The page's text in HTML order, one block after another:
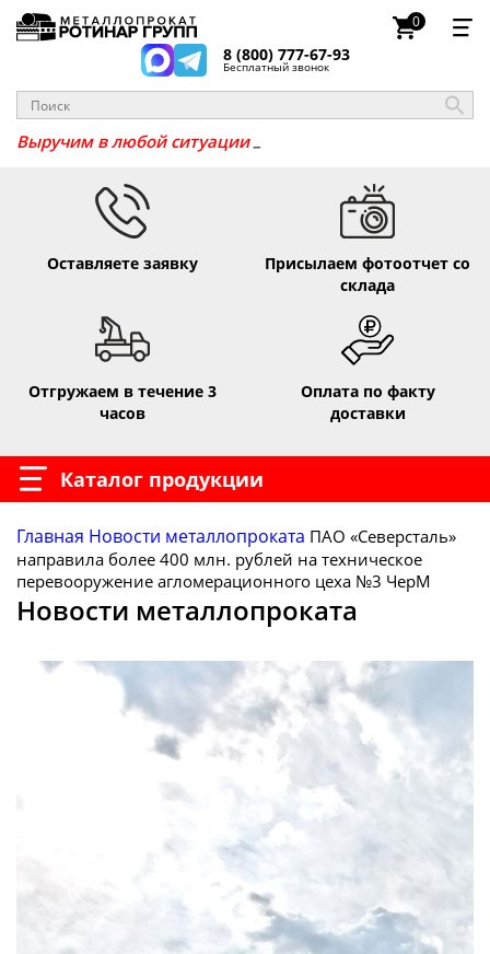
8 (800) 777-67-93
Бесплатный звонок
0
Выручим в любой ситуа _
Оставляете заявку
Присылаем фотоотчет со
склада
Отгружаем в течение 3
часов
Оплата по факту
доставки
Каталог продукции
Главная Новости металлопроката ПАО «Северсталь»
направила более 400 млн. рублей на техническое
перевооружение агломерационного цеха №3 ЧерМ
Новости металлопроката